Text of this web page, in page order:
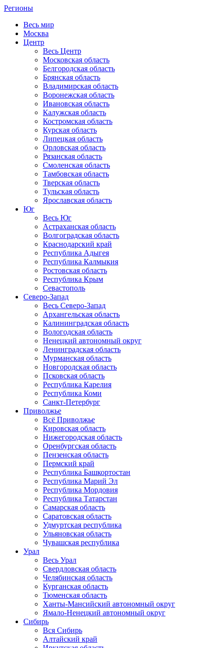
Регионы
Весь мир
Москва
Центр
Весь Центр
Московская область
Белгородская область
Брянская область
Владимирская область
Воронежская область
Ивановская область
Калужская область
Костромская область
Курская область
Липецкая область
Орловская область
Рязанская область
Смоленская область
Тамбовская область
Тверская область
Тульская область
Ярославская область
Юг
Весь Юг
Астраханская область
Волгоградская область
Краснодарский край
Республика Адыгея
Республика Калмыкия
Ростовская область
Республика Крым
Севастополь
Северо-Запад
Весь Северо-Запад
Архангельская область
Калининградская область
Вологодская область
Ненецкий автономный округ
Ленинградская область
Мурманская область
Новгородская область
Псковская область
Республика Карелия
Республика Коми
Санкт-Петербург
Приволжье
Всё Приволжье
Кировская область
Нижегородская область
Оренбургская область
Пензенская область
Пермский край
Республика Башкортостан
Республика Марий Эл
Республика Мордовия
Республика Татарстан
Самарская область
Саратовская область
Удмуртская республика
Ульяновская область
Чувашская республика
Урал
Весь Урал
Свердловская область
Челябинская область
Курганская область
Тюменская область
Ханты-Мансийский автономный округ
Ямало-Ненецкий автономный округ
Сибирь
Вся Сибирь
Алтайский край